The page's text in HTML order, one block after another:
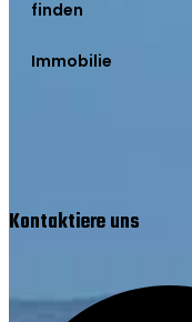
finden
Immobilie
Kontaktiere uns